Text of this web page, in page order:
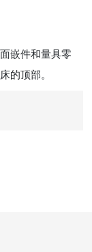
嵌件和量具零
的顶部。